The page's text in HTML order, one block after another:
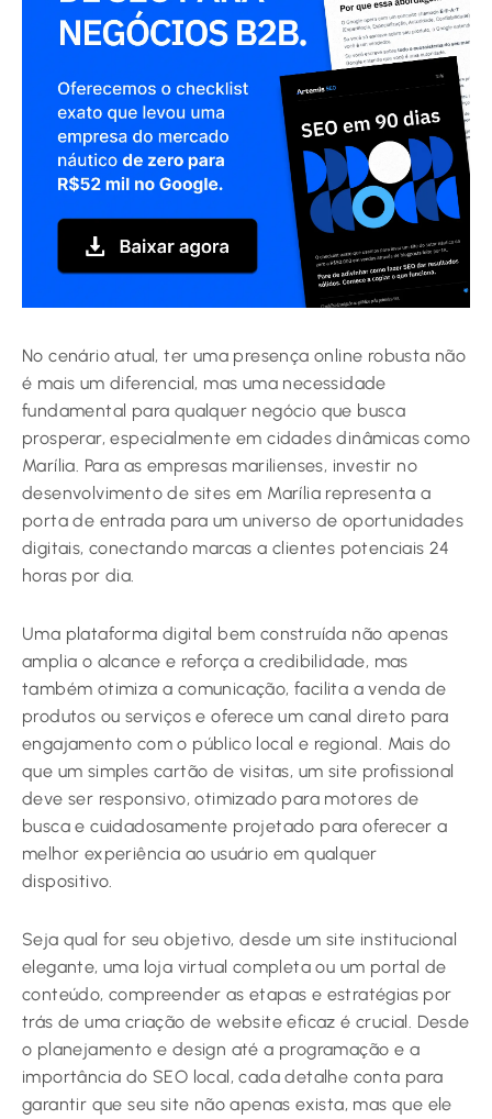
No cenário atual, ter uma presença online robusta não
é mais um diferencial, mas uma necessidade
fundamental para qualquer negócio que busca
prosperar, especialmente em cidades dinâmicas como
Marília. Para as empresas marilienses, investir no
desenvolvimento de sites em Marília representa a
porta de entrada para um universo de oportunidades
digitais, conectando marcas a clientes potenciais 24
horas por dia.
Uma plataforma digital bem construída não apenas
amplia o alcance e reforça a credibilidade, mas
também otimiza a comunicação, facilita a venda de
produtos ou serviços e oferece um canal direto para
engajamento com o público local e regional. Mais do
que um simples cartão de visitas, um site profissional
deve ser responsivo, otimizado para motores de
busca e cuidadosamente projetado para oferecer a
melhor experiência ao usuário em qualquer
dispositivo.
Seja qual for seu objetivo, desde um site institucional
elegante, uma loja virtual completa ou um portal de
conteúdo, compreender as etapas e estratégias por
trás de uma criação de website eficaz é crucial. Desde
o planejamento e design até a programação e a
importância do SEO local, cada detalhe conta para
garantir que seu site não apenas exista, mas que ele